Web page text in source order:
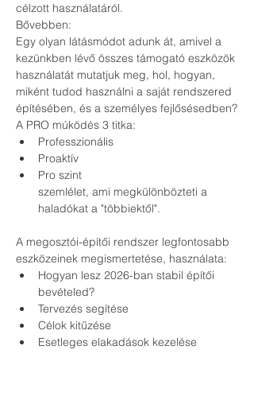
célzott használatáról.
Bővebben:
Egy olyan látásmódot adunk át, amivel a
kezünkben lévő összes támogató eszközök
használatát mutatjuk meg, hol, hogyan,
miként tudod használni a saját rendszered
építésében, és a személyes fejlősésedben?
A PRO múködés 3 titka:
Professzionális
Proaktív
Pro szint
szemlélet, ami megkülönbözteti a
haladókat a "többiektől".
A megosztói-építői rendszer legfontosabb
eszközeinek megismertetése, használata:
Hogyan lesz 2026-ban stabil építői
bevételed?
Tervezés segítése
Célok kitűzése
Esetleges elakadások kezelése